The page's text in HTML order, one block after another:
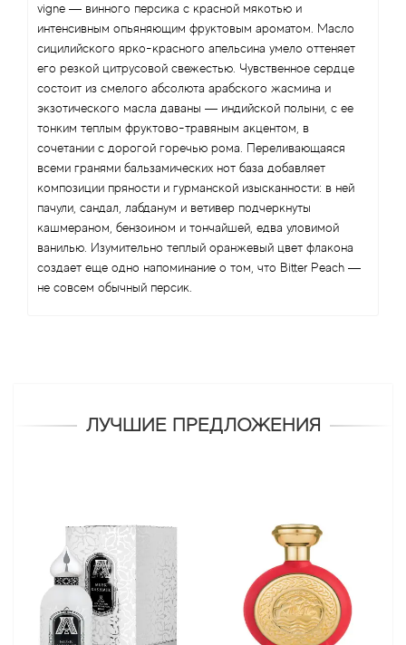
vigne — винного персика с красной мякотью и
интенсивным опьяняющим фруктовым ароматом. Масло
сицилийского ярко-красного апельсина умело оттеняет
его резкой цитрусовой свежестью. Чувственное сердце
состоит из смелого абсолюта арабского жасмина и
экзотического масла даваны — индийской полыни, с ее
тонким теплым фруктово-травяным акцентом, в
сочетании с дорогой горечью рома. Переливающаяся
всеми гранями бальзамических нот база добавляет
композиции пряности и гурманской изысканности: в ней
пачули, сандал, лабданум и ветивер подчеркнуты
кашмераном, бензоином и тончайшей, едва уловимой
ванилью. Изумительно теплый оранжевый цвет флакона
создает еще одно напоминание о том, что Bitter Peach —
не совсем обычный персик.
ЛУЧШИЕ ПРЕДЛОЖЕНИЯ